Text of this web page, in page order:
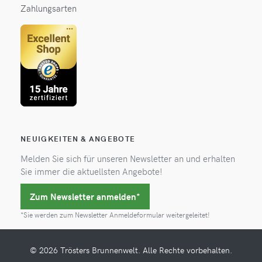
Zahlungsarten
NEUIGKEITEN & ANGEBOTE
Melden Sie sich für unseren Newsletter an und erhalten
Sie immer die aktuellsten Angebote!
Zum Newsletter anmelden*
*Sie werden zum Newsletter Anmeldeformular weitergeleitet!
© 2026 Trösters Brunnenwelt. Alle Rechte vorbehalten.